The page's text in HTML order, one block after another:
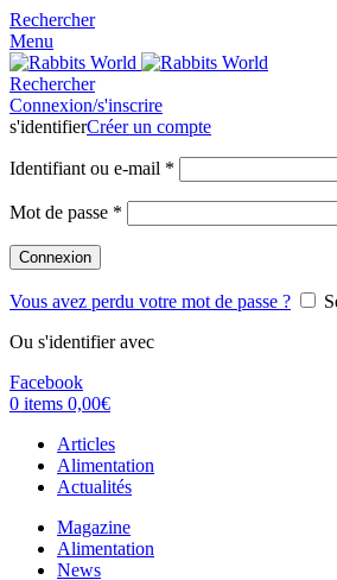
Rechercher
Menu
Rechercher
Connexion/s'inscrire
s'identifierCréer un compte
Identifiant ou e-mail *
Mot de passe *
Connexion
Vous avez perdu votre mot de passe ?
Ou s'identifier avec
Facebook
0 items 0,00€
Articles
Alimentation
Actualités
Magazine
Alimentation
News